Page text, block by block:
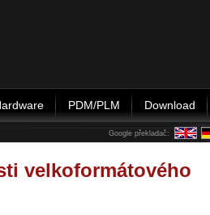
PDM/PLM Download
Google překladač:
velkoformátového